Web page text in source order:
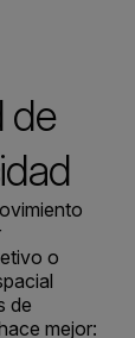
de
o
de
mejor: